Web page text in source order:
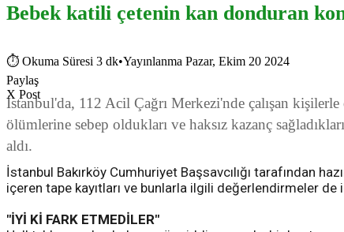
Bebek katili çetenin kan donduran
⏱ Okuma Süresi 3 dk•Yayınlanma Pazar, Ekim 20 2024
Paylaş
X Post
İstanbul'da, 112 Acil Çağrı Merkezi'nde çalışan
ölümlerine sebep oldukları ve haksız kazanç
aldı.
İstanbul Bakırköy Cumhuriyet Başsavcılığı tarafından
içeren tape kayıtları ve bunlarla ilgili değerlendirmeler
"İYİ Kİ FARK ETMEDİLER"